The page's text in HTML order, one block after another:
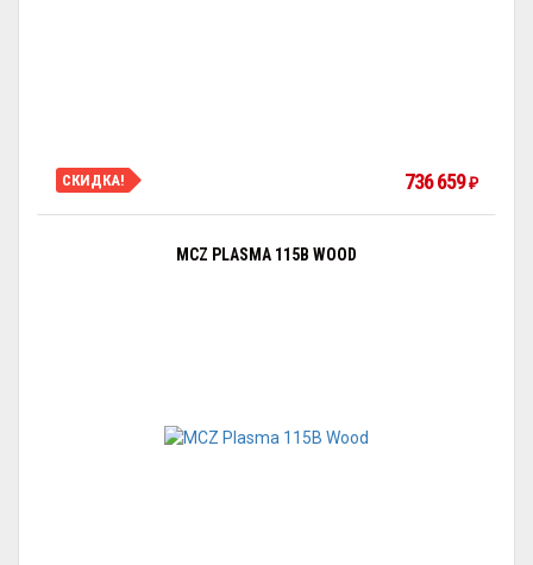
СКИДКА! 736 659₽
MCZ PLASMA 115B WOOD